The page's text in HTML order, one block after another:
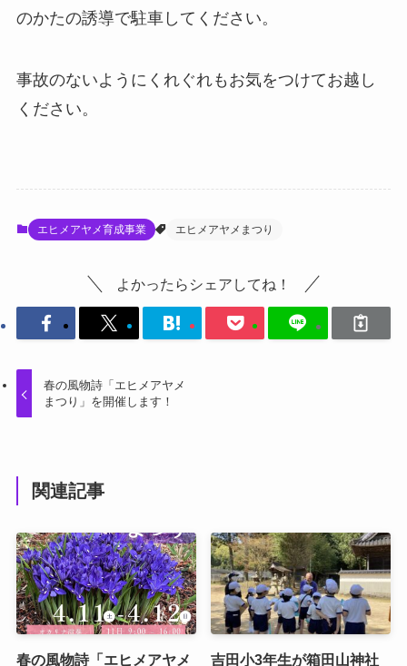
のかたの誘導で駐車してください。
事故のないようにくれぐれもお気をつけてお越し
ください。
エヒメアヤメ育成事業 エヒメアヤメまつり
よかったらシェアしてね！
春の風物詩「エヒメアヤメ
まつり」を開催します！
関連記事
春の風物詩「エヒメアヤメ 吉田小3年生が箱田山神社